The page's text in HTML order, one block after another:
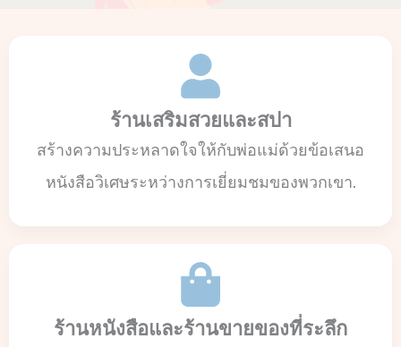
ร้านเสริมสวยและสปา
สร้างความประหลาดใจให้กับพ่อแม่ด้วยข้อเสนอ
หนังสือวิเศษระหว่างการเยี่ยมชมของพวกเขา.
ร้านหนังสือและร้านขายของที่ระลึก